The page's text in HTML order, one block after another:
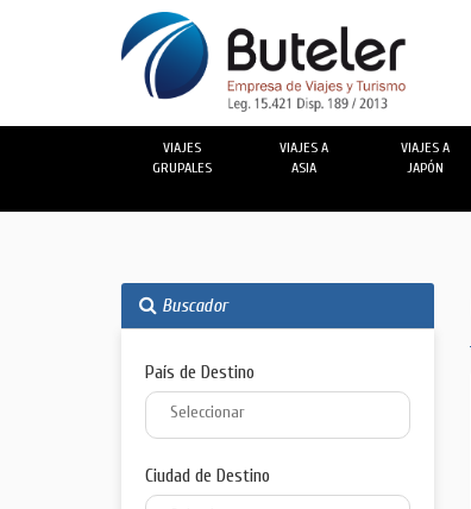
VIAJES
GRUPALES
VIAJES A
ASIA
VIAJES A
JAPÓN
Buscador
País de Destino
Ciudad de Destino